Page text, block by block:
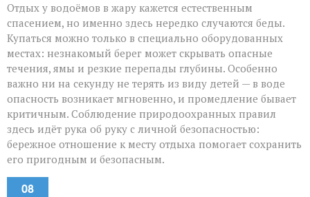
Отдых у водоёмов в жару кажется естественным
спасением, но именно здесь нередко случаются беды.
Купаться можно только в специально оборудованных
местах: незнакомый берег может скрывать опасные
течения, ямы и резкие перепады глубины. Особенно
важно ни на секунду не терять из виду детей — в воде
опасность возникает мгновенно, и промедление бывает
критичным. Соблюдение природоохранных правил
здесь идёт рука об руку с личной безопасностью:
бережное отношение к месту отдыха помогает сохранить
его пригодным и безопасным.
08